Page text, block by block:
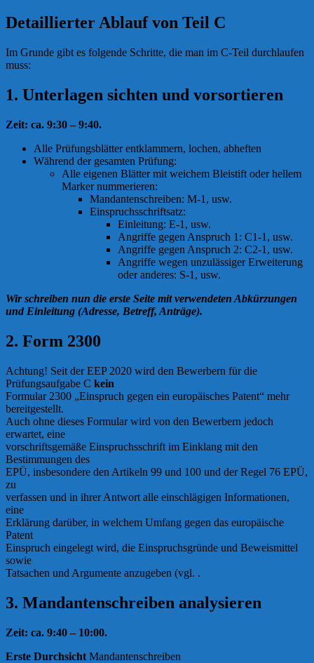
Detaillierter Ablauf von Teil C
Im Grunde gibt es folgende Schritte, die man im C-Teil durchlaufen
muss:
1. Unterlagen sichten und vorsortieren
Zeit: ca. 9:30 – 9:40.
Alle Prüfungsblätter entklammern, lochen, abheften
Während der gesamten Prüfung:
Alle eigenen Blätter mit weichem Bleistift oder hellem
Marker nummerieren:
Mandantenschreiben: M-1, usw.
Einspruchsschriftsatz:
Einleitung: E-1, usw.
Angriffe gegen Anspruch 1: C1-1, usw.
Angriffe gegen Anspruch 2: C2-1, usw.
Angriffe wegen unzulässiger Erweiterung
oder anderes: S-1, usw.
Wir schreiben nun die erste Seite mit verwendeten Abkürzungen
und Einleitung (Adresse, Betreff, Anträge).
2. Form 2300
Achtung! Seit der EEP 2020 wird den Bewerbern für die
Prüfungsaufgabe C kein
Formular 2300 „Einspruch gegen ein europäisches Patent“ mehr
bereitgestellt.
Auch ohne dieses Formular wird von den Bewerbern jedoch
erwartet, eine
vorschriftsgemäße Einspruchsschrift im Einklang mit den
Bestimmungen des
EPÜ, insbesondere den Artikeln 99 und 100 und der Regel 76 EPÜ,
zu
verfassen und in ihrer Antwort alle einschlägigen Informationen,
eine
Erklärung darüber, in welchem Umfang gegen das europäische
Patent
Einspruch eingelegt wird, die Einspruchsgründe und Beweismittel
sowie
Tatsachen und Argumente anzugeben (vgl. .
3. Mandantenschreiben analysieren
Zeit: ca. 9:40 – 10:00.
Erste Durchsicht Mandantenschreiben